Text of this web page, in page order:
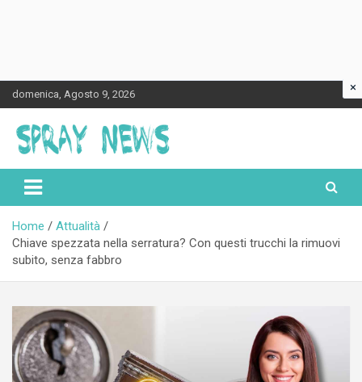
Skip
to
content
domenica, Agosto 9, 2026
Spraynews.it
Home
Attualità
Chiave spezzata nella serratura? Con questi trucchi la rimuovi
subito, senza fabbro
×